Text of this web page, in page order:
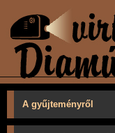
A gyűjteményről